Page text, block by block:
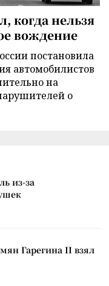
когда нельзя
вождение
постановила
автомобилистов
на
о
из-за
Гарегина II взял